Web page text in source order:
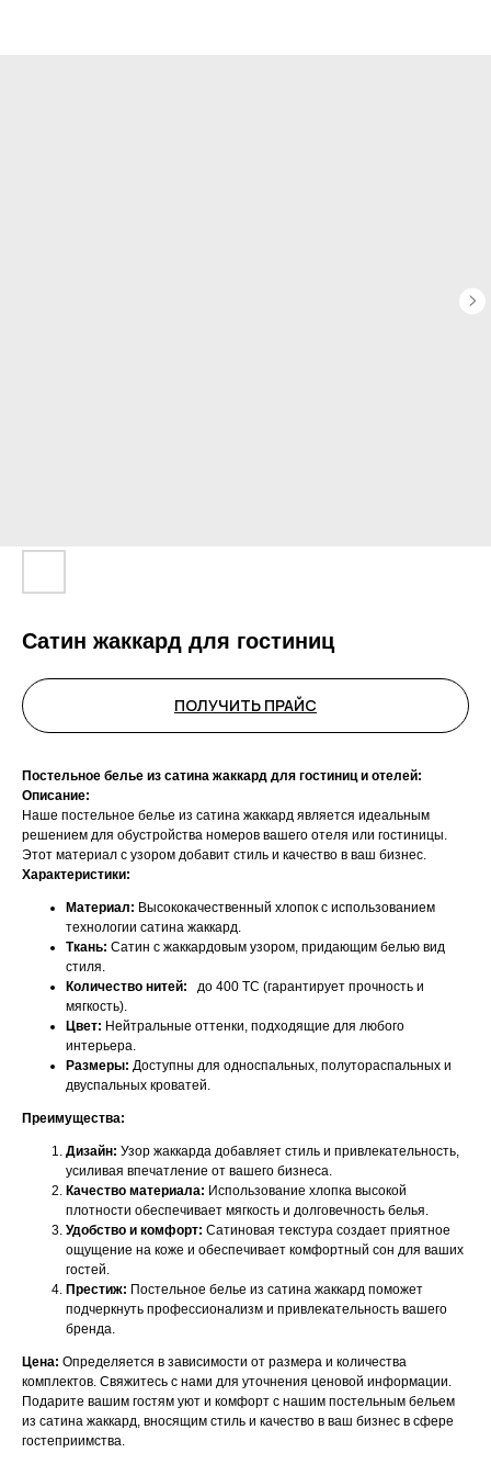
Сатин жаккард для гостиниц
ПОЛУЧИТЬ ПРАЙС
Постельное белье из сатина жаккард для гостиниц и отелей:
Описание:
Наше постельное белье из сатина жаккард является идеальным
решением для обустройства номеров вашего отеля или гостиницы.
Этот материал с узором добавит стиль и качество в ваш бизнес.
Характеристики:
Материал: Высококачественный хлопок с использованием
технологии сатина жаккард.
Ткань: Сатин с жаккардовым узором, придающим белью вид
стиля.
Количество нитей: до 400 TC (гарантирует прочность и
мягкость).
Цвет: Нейтральные оттенки, подходящие для любого
интерьера.
Размеры: Доступны для односпальных, полутораспальных и
двуспальных кроватей.
Преимущества:
Дизайн: Узор жаккарда добавляет стиль и привлекательность,
усиливая впечатление от вашего бизнеса.
Качество материала: Использование хлопка высокой
плотности обеспечивает мягкость и долговечность белья.
Удобство и комфорт: Сатиновая текстура создает приятное
ощущение на коже и обеспечивает комфортный сон для ваших
гостей.
Престиж: Постельное белье из сатина жаккард поможет
подчеркнуть профессионализм и привлекательность вашего
бренда.
Цена: Определяется в зависимости от размера и количества
комплектов. Свяжитесь с нами для уточнения ценовой информации.
Подарите вашим гостям уют и комфорт с нашим постельным бельем
из сатина жаккард, вносящим стиль и качество в ваш бизнес в сфере
гостеприимства.